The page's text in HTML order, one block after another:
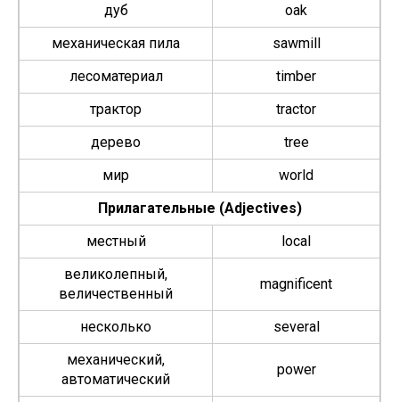
дуб
oak
механическая пила
sawmill
лесоматериал
tim­ber
трактор
trac­tor
дерево
tree
мир
world
Прилагательные (Adjec­tives)
местный
local
великолепный,
величественный
mag­nif­i­cent
несколько
sev­er­al
механический,
автоматический
pow­er